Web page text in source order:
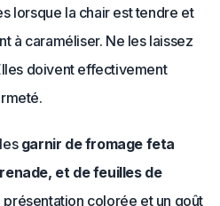
lorsque la chair est tendre et
à caraméliser. Ne les laissez
doivent effectivement
garnir de fromage feta
et de feuilles de
présentation colorée et un goût